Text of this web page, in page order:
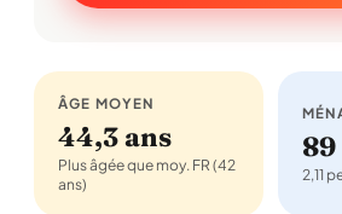
ÂGE MOYEN
44,3 ans
Plus âgée que moy. FR (42
ans)
89
2,11